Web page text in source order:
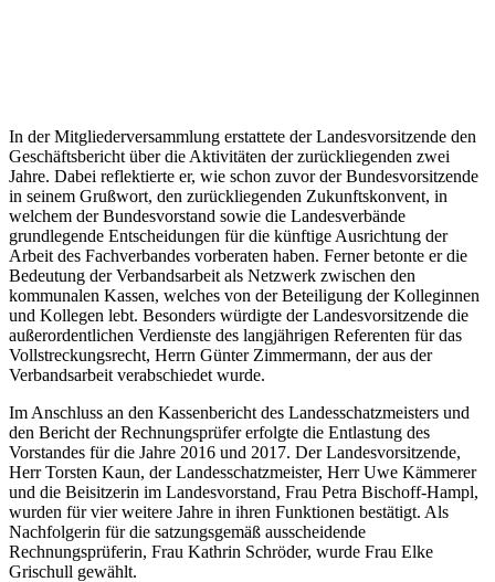
In der Mitgliederversammlung erstattete der Landesvorsitzende den
Geschäftsbericht über die Aktivitäten der zurückliegenden zwei
Jahre. Dabei reflektierte er, wie schon zuvor der Bundesvorsitzende
in seinem Grußwort, den zurückliegenden Zukunftskonvent, in
welchem der Bundesvorstand sowie die Landesverbände
grundlegende Entscheidungen für die künftige Ausrichtung der
Arbeit des Fachverbandes vorberaten haben. Ferner betonte er die
Bedeutung der Verbandsarbeit als Netzwerk zwischen den
kommunalen Kassen, welches von der Beteiligung der Kolleginnen
und Kollegen lebt. Besonders würdigte der Landesvorsitzende die
außerordentlichen Verdienste des langjährigen Referenten für das
Vollstreckungsrecht, Herrn Günter Zimmermann, der aus der
Verbandsarbeit verabschiedet wurde.
Im Anschluss an den Kassenbericht des Landesschatzmeisters und
den Bericht der Rechnungsprüfer erfolgte die Entlastung des
Vorstandes für die Jahre 2016 und 2017. Der Landesvorsitzende,
Herr Torsten Kaun, der Landesschatzmeister, Herr Uwe Kämmerer
und die Beisitzerin im Landesvorstand, Frau Petra Bischoff-Hampl,
wurden für vier weitere Jahre in ihren Funktionen bestätigt. Als
Nachfolgerin für die satzungsgemäß ausscheidende
Rechnungsprüferin, Frau Kathrin Schröder, wurde Frau Elke
Grischull gewählt.